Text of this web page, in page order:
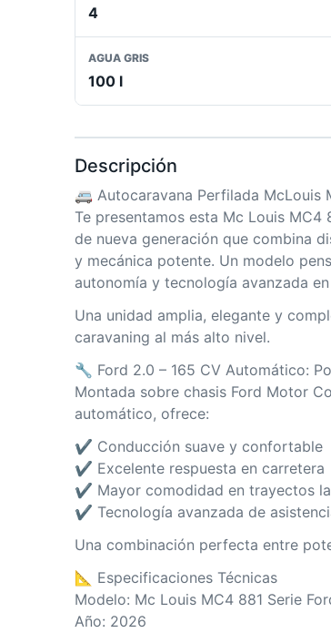
4
AGUA GRIS
100 l
Descripción
🚐 Autocaravana Perfilada McLouis
Te presentamos esta Mc Louis MC4
de nueva generación que combina
y mecánica potente. Un modelo
autonomía y tecnología avanzada
Una unidad amplia, elegante y
caravaning al más alto nivel.
🔧 Ford 2.0 – 165 CV Automático:
Montada sobre chasis Ford Motor
automático, ofrece:
✔ Conducción suave y confortable
✔ Excelente respuesta en carretera
✔ Mayor comodidad en trayectos
✔ Tecnología avanzada de
Una combinación perfecta entre
📐 Especificaciones Técnicas
Modelo: Mc Louis MC4 881 Serie
Año: 2026